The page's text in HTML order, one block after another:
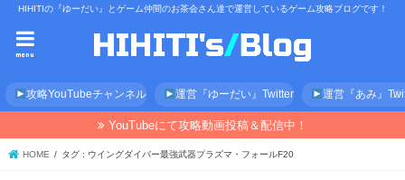
HIHITIの『ゆーだい』とゲーム仲間のお茶会さん達で運営しているゲーム攻略ブログです！
menu
攻略YouTubeチャンネル 運営『ゆーだい』Twitter 運営『あみ』
YouTubeにて攻略動画投稿＆配信中！
HOME タグ : ウイングダイバー最強武器プラズマ・フォールF20